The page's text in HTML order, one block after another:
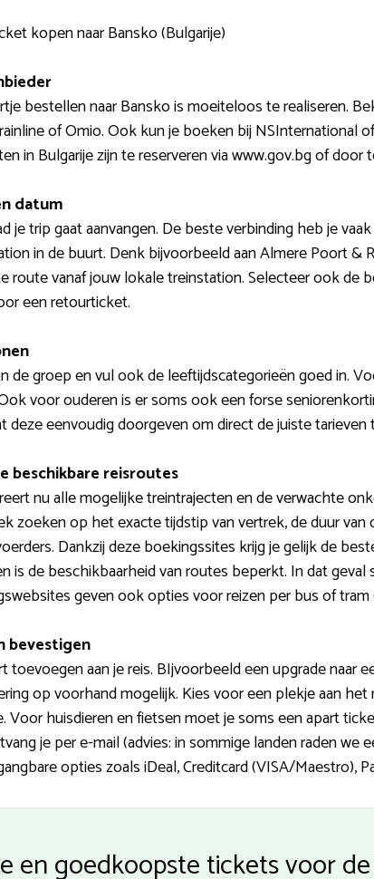
kopen naar Bansko (Bulgarije)
bestellen naar Bansko is moeiteloos te realiseren.
of Omio. Ook kun je boeken bij NSInternational
in Bulgarije zijn te reserveren via www.gov.bg of door
datum
je trip gaat aanvangen. De beste verbinding heb je
in de buurt. Denk bijvoorbeeld aan Almere Poort &
vanaf jouw lokale treinstation. Selecteer ook de
een retourticket.
de groep en vul ook de leeftijdscategorieën goed in.
voor ouderen is er soms ook een forse
deze eenvoudig doorgeven om direct de juiste tarieven
beschikbare reisroutes
nu alle mogelijke treintrajecten en de verwachte
zoeken op het exacte tijdstip van vertrek, de duur
Dankzij deze boekingssites krijg je gelijk de
is de beschikbaarheid van routes beperkt. In dat
geven ook opties voor reizen per bus of tram
bevestigen
toevoegen aan je reis. BIjvoorbeeld een upgrade naar
op voorhand mogelijk. Kies voor een plekje aan
huisdieren en fietsen moet je soms een apart
je per e-mail (advies: in sommige landen raden we
opties zoals iDeal, Creditcard (VISA/Maestro),
en goedkoopste tickets voor